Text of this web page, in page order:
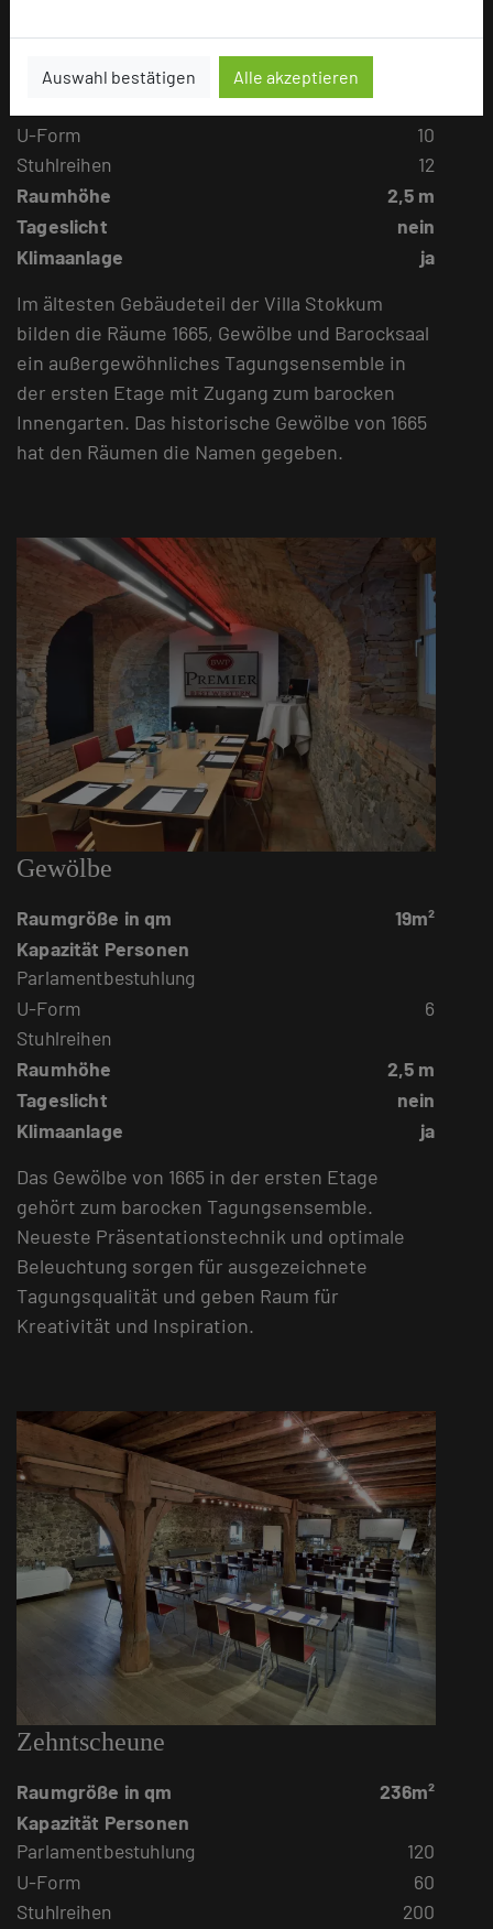
Auswahl bestätigen Alle akzeptieren
Raumgröße in qm
26m²
Kapazität Personen
U-Form
10
Stuhlreihen
12
Raumhöhe
2,5 m
Tageslicht
nein
Klimaanlage
ja
Im ältesten Gebäudeteil der Villa Stokkum
bilden die Räume 1665, Gewölbe und Barocksaal
ein außergewöhnliches Tagungsensemble in
der ersten Etage mit Zugang zum barocken
Innengarten. Das historische Gewölbe von 1665
hat den Räumen die Namen gegeben.
Gewölbe
Raumgröße in qm
19m²
Kapazität Personen
Parlamentbestuhlung
U-Form
6
Stuhlreihen
Raumhöhe
2,5 m
Tageslicht
nein
Klimaanlage
ja
Das Gewölbe von 1665 in der ersten Etage
gehört zum barocken Tagungsensemble.
Neueste Präsentationstechnik und optimale
Beleuchtung sorgen für ausgezeichnete
Tagungsqualität und geben Raum für
Kreativität und Inspiration.
Zehntscheune
Raumgröße in qm
236m²
Kapazität Personen
Parlamentbestuhlung
120
U-Form
60
Stuhlreihen
200